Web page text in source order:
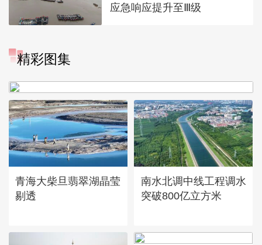
应急响应提升至Ⅲ级
精彩图集
“大地指纹”奏响夏夜文旅乐
青海大柴旦翡翠湖晶莹
剔透
南水北调中线工程调水
突破800亿立方米